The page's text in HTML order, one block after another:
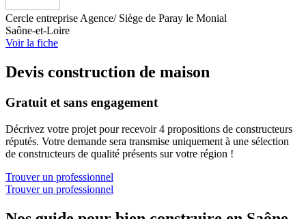
Cercle entreprise Agence/ Siège de Paray le Monial
Saône-et-Loire
Voir la fiche
Devis construction de maison
Gratuit et sans engagement
Décrivez votre projet pour recevoir 4 propositions de constructeurs
réputés. Votre demande sera transmise uniquement à une sélection
de constructeurs de qualité présents sur votre région !
Trouver un professionnel
Trouver un professionnel